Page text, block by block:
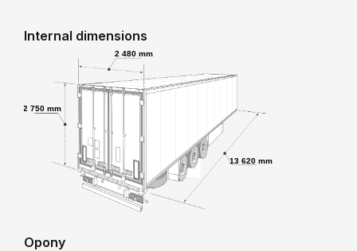
Internal dimensions
2 480 mm
2 750 mm
13 620 mm
Opony